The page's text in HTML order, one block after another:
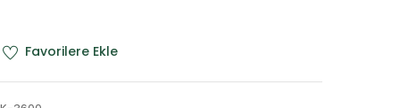
Favorilere Ekle